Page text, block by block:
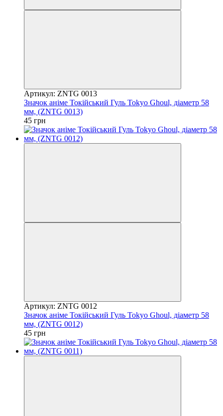
Артикул: ZNTG 0013
Значок аніме Токійський Гуль Tokyo Ghoul, діаметр 58
мм, (ZNTG 0013)
45 грн
Артикул: ZNTG 0012
Значок аніме Токійський Гуль Tokyo Ghoul, діаметр 58
мм, (ZNTG 0012)
45 грн